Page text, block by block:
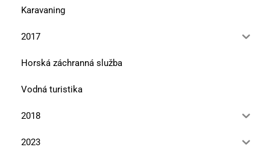
Karavaning
2017
Horská záchranná služba
Vodná turistika
2018
2023